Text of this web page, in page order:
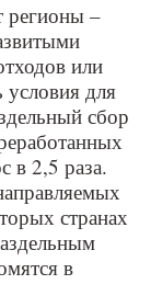
регионы –
или
условия для
сбор
в 2,5 раза.
странах
в